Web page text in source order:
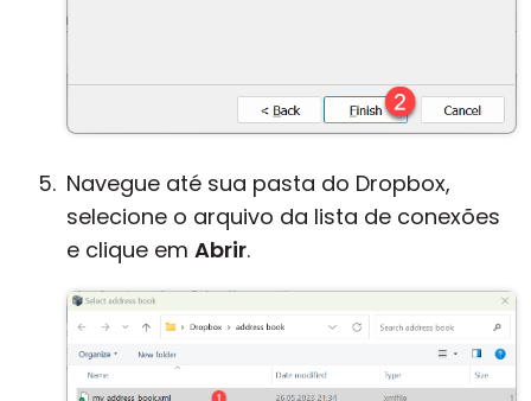
Navegue até sua pasta do Dropbox,
selecione o arquivo da lista de conexões
e clique em Abrir.